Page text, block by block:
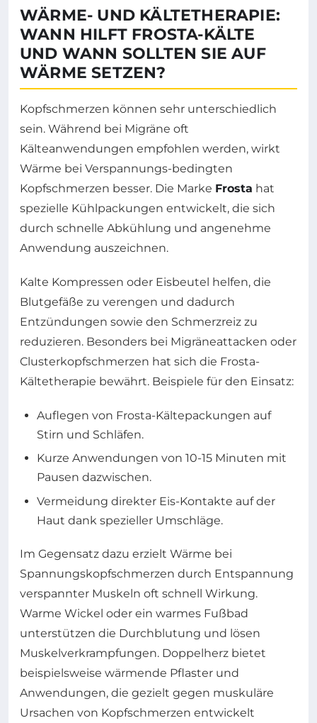
WÄRME- UND KÄLTETHERAPIE:
WANN HILFT FROSTA-KÄLTE
UND WANN SOLLTEN SIE AUF
WÄRME SETZEN?
Kopfschmerzen können sehr unterschiedlich
sein. Während bei Migräne oft
Kälteanwendungen empfohlen werden, wirkt
Wärme bei Verspannungs-bedingten
Kopfschmerzen besser. Die Marke Frosta hat
spezielle Kühlpackungen entwickelt, die sich
durch schnelle Abkühlung und angenehme
Anwendung auszeichnen.
Kalte Kompressen oder Eisbeutel helfen, die
Blutgefäße zu verengen und dadurch
Entzündungen sowie den Schmerzreiz zu
reduzieren. Besonders bei Migräneattacken oder
Clusterkopfschmerzen hat sich die Frosta-
Kältetherapie bewährt. Beispiele für den Einsatz:
Auflegen von Frosta-Kältepackungen auf
Stirn und Schläfen.
Kurze Anwendungen von 10-15 Minuten mit
Pausen dazwischen.
Vermeidung direkter Eis-Kontakte auf der
Haut dank spezieller Umschläge.
Im Gegensatz dazu erzielt Wärme bei
Spannungskopfschmerzen durch Entspannung
verspannter Muskeln oft schnell Wirkung.
Warme Wickel oder ein warmes Fußbad
unterstützen die Durchblutung und lösen
Muskelverkrampfungen. Doppelherz bietet
beispielsweise wärmende Pflaster und
Anwendungen, die gezielt gegen muskuläre
Ursachen von Kopfschmerzen entwickelt